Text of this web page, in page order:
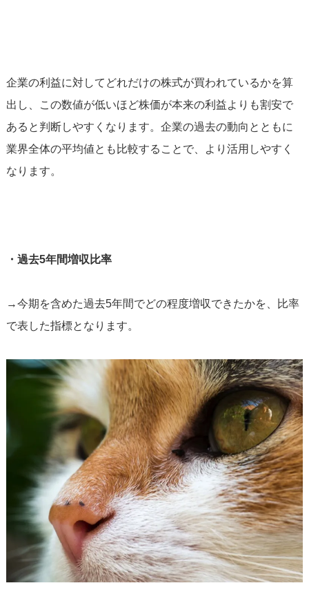
企業の利益に対してどれだけの株式が買われているかを算
出し、この数値が低いほど株価が本来の利益よりも割安で
あると判断しやすくなります。企業の過去の動向とともに
業界全体の平均値とも比較することで、より活用しやすく
なります。
・過去5年間増収比率
→今期を含めた過去5年間でどの程度増収できたかを、比率
で表した指標となります。